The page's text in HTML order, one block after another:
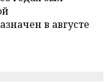
в августе